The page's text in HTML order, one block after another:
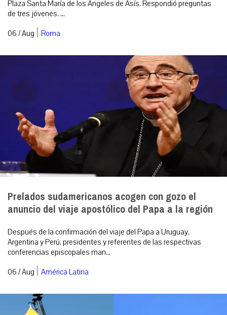
Plaza Santa María de los Ángeles de Asís. Respondió preguntas
de tres jóvenes. ...
06 / Aug | Roma
Prelados sudamericanos acogen con gozo el
anuncio del viaje apostólico del Papa a la región
Después de la confirmación del viaje del Papa a Uruguay,
Argentina y Perú, presidentes y referentes de las respectivas
conferencias episcopales man...
06 / Aug | América Latina